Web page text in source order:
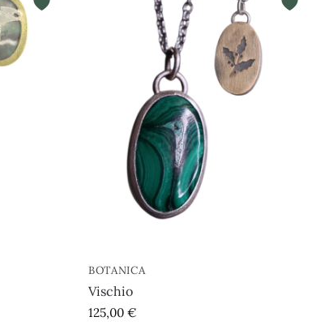
BOTANICA
Vischio
125,00 €